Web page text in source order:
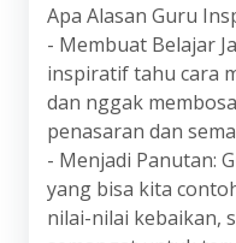
Apa Alasan Guru
- Membuat Belajar
inspiratif tahu cara
dan nggak
penasaran dan
- Menjadi Panutan:
yang bisa kita
nilai-nilai kebaikan,